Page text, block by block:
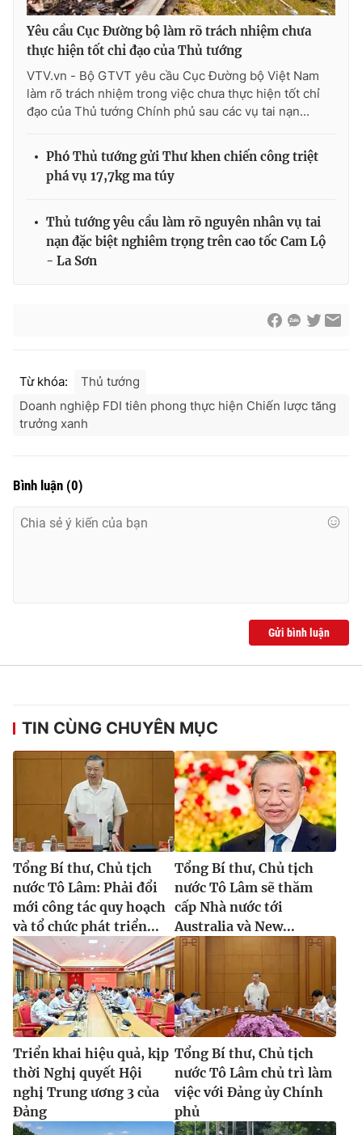
Yêu cầu Cục Đường bộ làm rõ trách nhiệm chưa
thực hiện tốt chỉ đạo của Thủ tướng
VTV.vn - Bộ GTVT yêu cầu Cục Đường bộ Việt Nam
làm rõ trách nhiệm trong việc chưa thực hiện tốt chỉ
đạo của Thủ tướng Chính phủ sau các vụ tai nạn...
Phó Thủ tướng gửi Thư khen chiến công triệt
phá vụ 17,7kg ma túy
Thủ tướng yêu cầu làm rõ nguyên nhân vụ tai
nạn đặc biệt nghiêm trọng trên cao tốc Cam Lộ
- La Sơn
Từ khóa:
Thủ tướng
Doanh nghiệp FDI tiên phong thực hiện Chiến lược tăng
trưởng xanh
Bình luận (0)
Gửi bình luận
TIN CÙNG CHUYÊN MỤC
Tổng Bí thư, Chủ tịch
nước Tô Lâm: Phải đổi
mới công tác quy hoạch
và tổ chức phát triển...
Tổng Bí thư, Chủ tịch
nước Tô Lâm sẽ thăm
cấp Nhà nước tới
Australia và New...
Triển khai hiệu quả, kịp
thời Nghị quyết Hội
nghị Trung ương 3 của
Đảng
Tổng Bí thư, Chủ tịch
nước Tô Lâm chủ trì làm
việc với Đảng ủy Chính
phủ